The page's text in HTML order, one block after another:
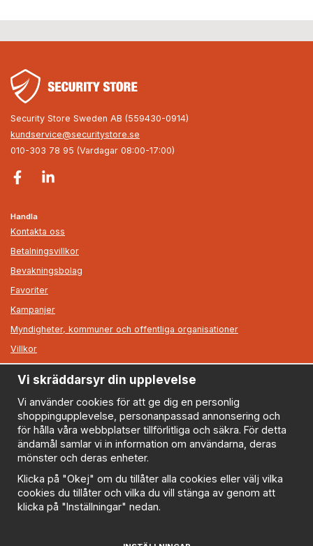
Security Store Sweden AB (559430-0914)
kundservice@securitystore.se
010-303 78 95 (Vardagar 08:00-17:00)
Handla
Kontakta oss
Betalningsvillkor
Bevakningsbolag
Favoriter
Kampanjer
Myndigheter, kommuner och offentliga organisationer
Villkor
Information
Om oss
Nyheter
Nyhetsbrev
Logga in
Om cookies
Cookie inställningar
Vi skräddarsyr din upplevelse
Vi använder cookies för att ge dig en personlig
shoppingupplevelse, personanpassad annonsering och
för hålla våra webbplatser tillförlitliga och säkra. För detta
ändamål samlar vi in information om användarna, deras
mönster och deras enheter.
Klicka på "Okej" om du tillåter alla cookies eller välj vilka
cookies du tillåter och vilka du vill stänga av genom att
klicka på "Inställningar" nedan.